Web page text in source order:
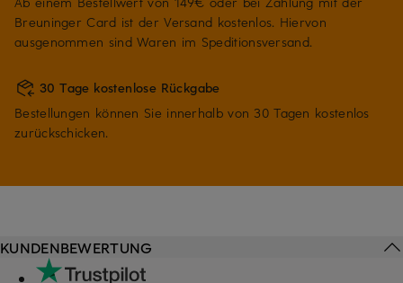
Breuninger Card ist der Versand kostenlos. Hiervon
ausgenommen sind Waren im Speditionsversand.
30 Tage kostenlose Rückgabe
Bestellungen können Sie innerhalb von 30 Tagen kostenlos
zurückschicken.
KUNDENBEWERTUNG